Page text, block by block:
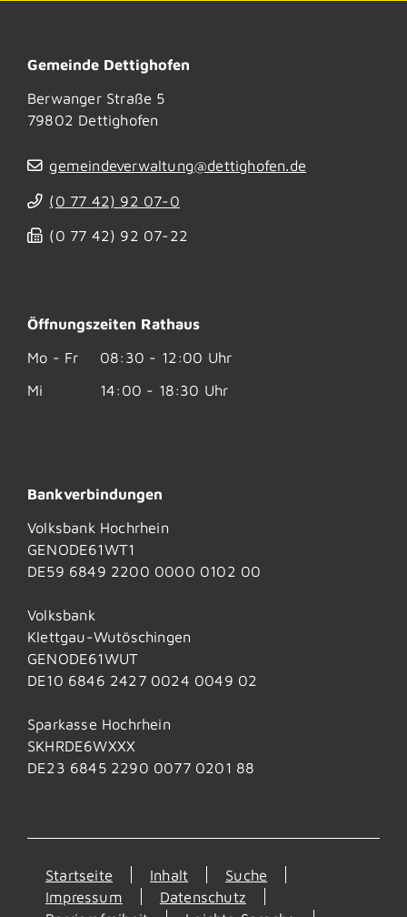
Gemeinde Dettighofen
Berwanger Straße 5
79802 Dettighofen
gemeindeverwaltung@dettighofen.de
(0 77 42) 92 07-0
(0 77 42) 92 07-22
Öffnungszeiten Rathaus
Mo - Fr
08:30 - 12:00 Uhr
Mi
14:00 - 18:30 Uhr
Bankverbindungen
Volksbank Hochrhein
GENODE61WT1
DE59 6849 2200 0000 0102 00
Volksbank
Klettgau-Wutöschingen
GENODE61WUT
DE10 6846 2427 0024 0049 02
Sparkasse Hochrhein
SKHRDE6WXXX
DE23 6845 2290 0077 0201 88
Startseite Inhalt
Suche
Impressum
Datenschutz